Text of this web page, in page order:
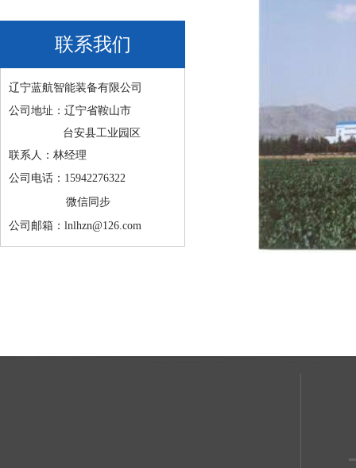
联系我们
辽宁蓝航智能装备有限公司
公司地址：辽宁省鞍山市
台安县工业园区
联系人：林经理
公司电话：15942276322
微信同步
公司邮箱：lnlhzn@126.com